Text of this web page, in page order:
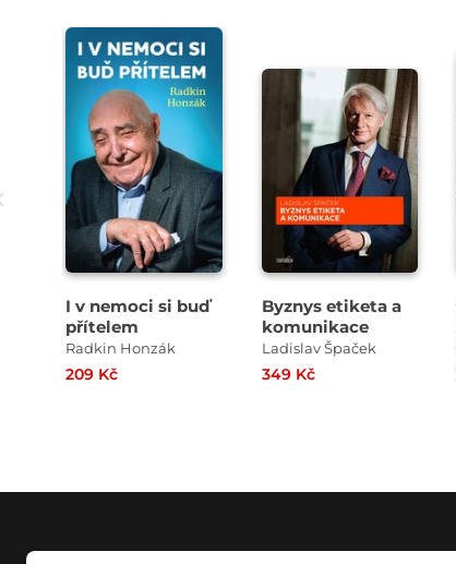
I v nemoci si buď
přítelem
Radkin Honzák
209 Kč
Byznys etiketa a
komunikace
Ladislav Špaček
349 Kč